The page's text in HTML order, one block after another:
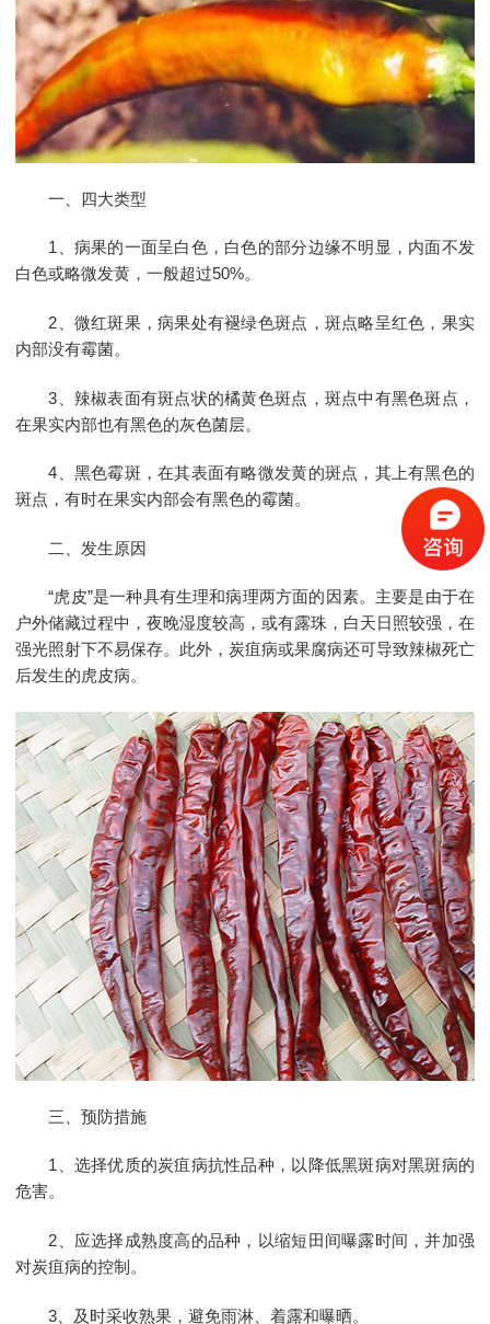
一、四大类型
1、病果的一面呈白色，白色的部分边缘不明显，内面不发
白色或略微发黄，一般超过50%。
2、微红斑果，病果处有褪绿色斑点，斑点略呈红色，果实
内部没有霉菌。
3、辣椒表面有斑点状的橘黄色斑点，斑点中有黑色斑点，
在果实内部也有黑色的灰色菌层。
4、黑色霉斑，在其表面有略微发黄的斑点，其上有黑色的
斑点，有时在果实内部会有黑色的霉菌。
二、发生原因
“虎皮”是一种具有生理和病理两方面的因素。主要是由于在
户外储藏过程中，夜晚湿度较高，或有露珠，白天日照较强，在
强光照射下不易保存。此外，炭疽病或果腐病还可导致辣椒死亡
后发生的虎皮病。
三、预防措施
1、选择优质的炭疽病抗性品种，以降低黑斑病对黑斑病的
危害。
2、应选择成熟度高的品种，以缩短田间曝露时间，并加强
对炭疽病的控制。
3、及时采收熟果，避免雨淋、着露和曝晒。